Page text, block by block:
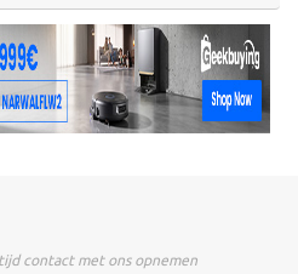
contact met ons opnemen